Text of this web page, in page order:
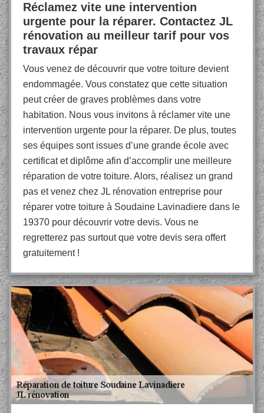
Réclamez vite une intervention
urgente pour la réparer. Contactez JL
rénovation au meilleur tarif pour vos
travaux répar
Vous venez de découvrir que votre toiture devient
endommagée. Vous constatez que cette situation
peut créer de graves problèmes dans votre
habitation. Nous vous invitons à réclamer vite une
intervention urgente pour la réparer. De plus, toutes
ses équipes sont issues d’une grande école avec
certificat et diplôme afin d’accomplir une meilleure
réparation de votre toiture. Alors, réalisez un grand
pas et venez chez JL rénovation entreprise pour
réparer votre toiture à Soudaine Lavinadiere dans le
19370 pour découvrir votre devis. Vous ne
regretterez pas surtout que votre devis sera offert
gratuitement !